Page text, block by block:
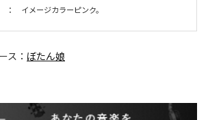
　：　イメージカラーピンク。
ス： ぼたん娘